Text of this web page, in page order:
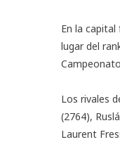
En la
lugar del
Los rivales
(2764),
Laurent